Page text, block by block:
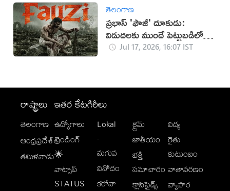
తెలంగాణ
ప్రభాస్ 'ఫౌజీ' దూకుడు:
విడుదలకు ముందే పెట్టుబడిలో
సగం రికవరీ!
Jul 17, 2026, 16:07 IST
రాష్ట్రాలు
తెలంగాణ
ఆంధ్రప్రదేశ్
తమిళనాడు
ఇతర కేటగిరీలు
ఉద్యోగాలు
ట్రెండింగ్
🌟
వాట్సాప్
STATUS
Lokal
-
మగువ
వినోదం
కరోనా
క్రైమ్
జాతీయం
భక్తి
సమాచారం
క్లాసిఫైడ్స్
విద్య
రైతు
కుటుంబం
వాతావరణం
వ్యాపార